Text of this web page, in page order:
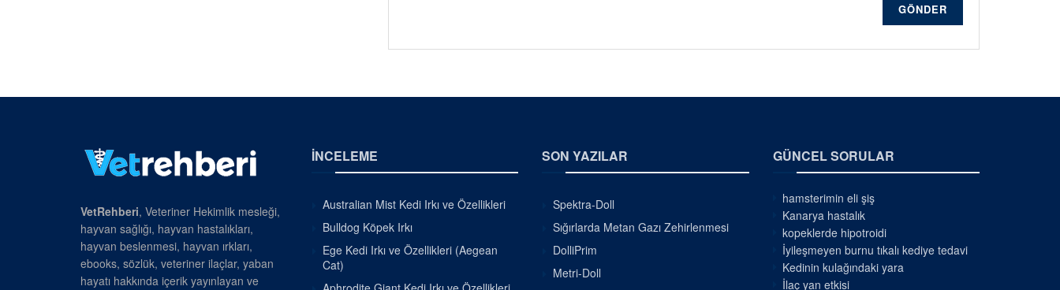
GÖNDER
VetRehberi, Veteriner Hekimlik mesleği,
hayvan sağlığı, hayvan hastalıkları,
hayvan beslenmesi, hayvan ırkları,
ebooks, sözlük, veteriner ilaçlar, yaban
hayatı hakkında içerik yayınlayan ve
İNCELEME
Australian Mist Kedi Irkı ve Özellikleri
Bulldog Köpek Irkı
Ege Kedi Irkı ve Özellikleri (Aegean
Cat)
SON YAZILAR
Spektra-Doll
Sığırlarda Metan Gazı Zehirlenmesi
DolliPrim
Metri-Doll
GÜNCEL SORULAR
hamsterimin eli şiş
Kanarya hastalık
kopeklerde hipotroidi
İyileşmeyen burnu tıkalı kediye tedavi
Kedinin kulağındaki yara
İlaç yan etkisi